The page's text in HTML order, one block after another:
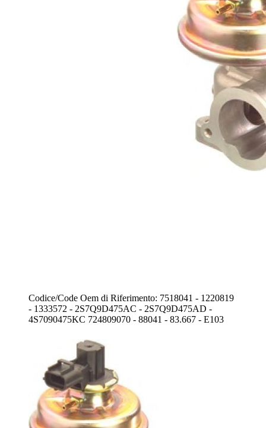
Codice/Code Oem di Riferimento: 7518041 - 1220819
- 1333572 - 2S7Q9D475AC - 2S7Q9D475AD -
4S7090475KC 724809070 - 88041 - 83.667 - E103